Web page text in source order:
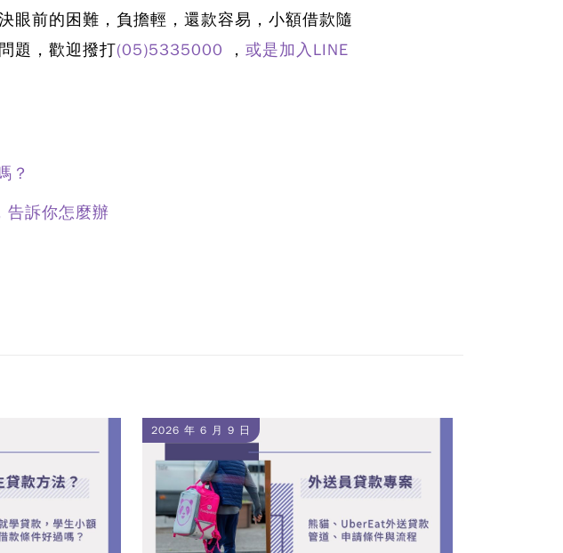
眼前的困難，負擔輕，還款容易，小額借款隨
題，歡迎撥打(05)5335000 ， 或是加入LINE
？
告訴你怎麼辦
2026 年 6 月 9 日